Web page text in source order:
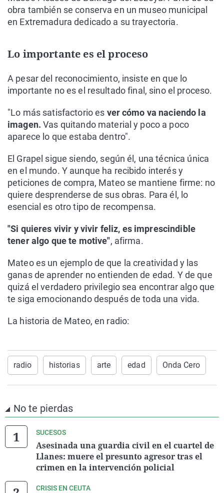
obra también se conserva en un museo municipal
en Extremadura dedicado a su trayectoria.
Lo importante es el proceso
A pesar del reconocimiento, insiste en que lo
importante no es el resultado final, sino el proceso.
"Lo más satisfactorio es ver cómo va naciendo la
imagen. Vas quitando material y poco a poco
aparece lo que estaba dentro".
El Grapel sigue siendo, según él, una técnica única
en el mundo. Y aunque ha recibido interés y
peticiones de compra, Mateo se mantiene firme: no
quiere desprenderse de sus obras. Para él, lo
esencial es otro tipo de recompensa.
"Si quieres vivir y vivir feliz, es imprescindible
tener algo que te motive", afirma.
Mateo es un ejemplo de que la creatividad y las
ganas de aprender no entienden de edad. Y de que
quizá el verdadero privilegio sea encontrar algo que
te siga emocionando después de toda una vida.
La historia de Mateo, en radio:
radio historias arte edad Onda Cero
No te pierdas
SUCESOS
Asesinada una guardia civil en el cuartel de
Llanes: muere el presunto agresor tras el
crimen en la intervención policial
CRISIS EN CEUTA